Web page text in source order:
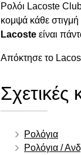
Ρολόι Lacoste
κομψά κάθε
Lacoste είναι
Απόκτησε το
Σχετικές
Ρολόγια
Ρολόγια /